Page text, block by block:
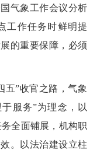
气象工作会议分析
工作任务时鲜明提
的重要保障，必须
”收官之路，气象
服务”为理念，以
全面铺展，机构职
。以法治建设立柱